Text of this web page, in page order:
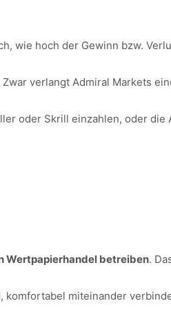
wie hoch der Gewinn bzw.
verlangt Admiral Markets
oder Skrill einzahlen, oder
Wertpapierhandel betreiben.
, komfortabel miteinander